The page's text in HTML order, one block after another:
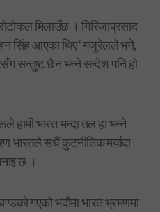
मिलाउँछ । गिरिजाप्रसाद
सिंह आएका थिए’ गजुरेलले भने,
सन्तुष्ट छैन भन्ने सन्देश पनि हो
हामी भारत भन्दा तल हा भन्ने
भारतले सधैं कुटनीतिक मर्यादा
छ ।
गएको भदौमा भारत भ्रमणमा